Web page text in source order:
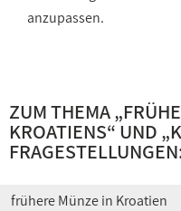
anzupassen.
ZUM THEMA „
KROATIENS“ UND „
frühere Münze in Kroatien